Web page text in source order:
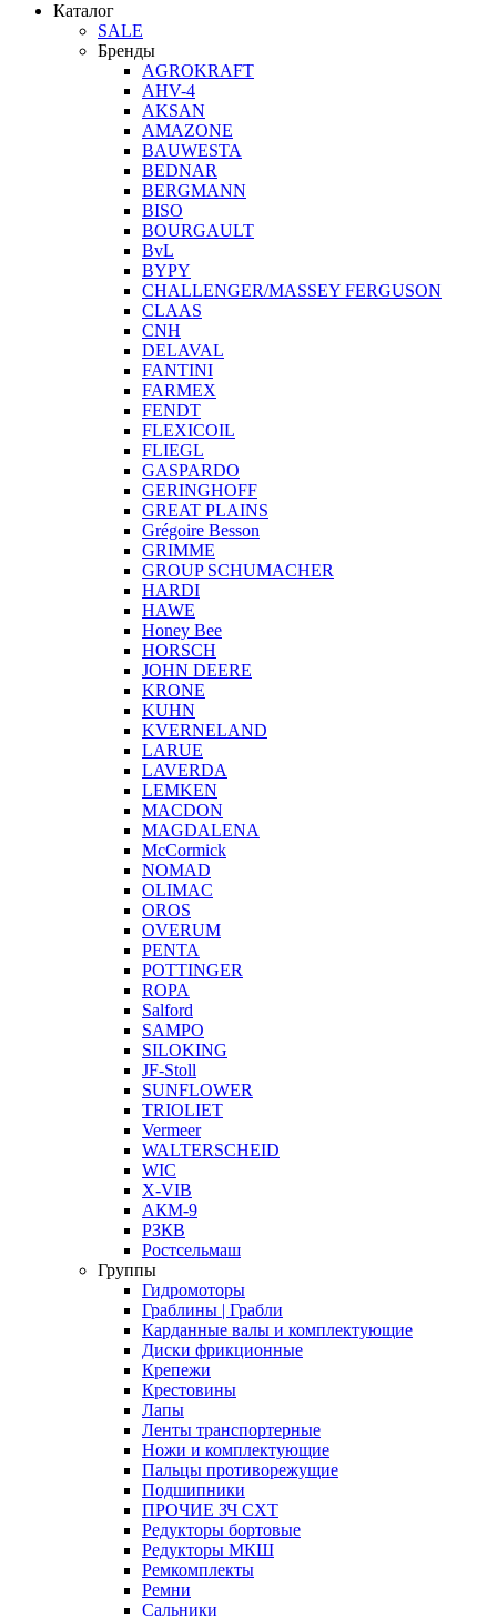
Каталог
SALE
Бренды
AGROKRAFT
AHV-4
AKSAN
AMAZONE
BAUWESTA
BEDNAR
BERGMANN
BISO
BOURGAULT
BvL
BYPY
CHALLENGER/MASSEY FERGUSON
CLAAS
CNH
DELAVAL
FANTINI
FARMEX
FENDT
FLEXICOIL
FLIEGL
GASPARDO
GERINGHOFF
GREAT PLAINS
Grégoire Besson
GRIMME
GROUP SCHUMACHER
HARDI
HAWE
Honey Bee
HORSCH
JOHN DEERE
KRONE
KUHN
KVERNELAND
LARUE
LAVERDA
LEMKEN
MACDON
MAGDALENA
McCormick
NOMAD
OLIMAC
OROS
OVERUM
PENTA
POTTINGER
ROPA
Salford
SAMPO
SILOKING
JF-Stoll
SUNFLOWER
TRIOLIET
Vermeer
WALTERSCHEID
WIC
X-VIB
АКМ-9
РЗКВ
Ростсельмаш
Группы
Гидромоторы
Граблины | Грабли
Карданные валы и комплектующие
Диски фрикционные
Крепежи
Крестовины
Лапы
Ленты транспортерные
Ножи и комплектующие
Пальцы противорежущие
Подшипники
ПРОЧИЕ ЗЧ СХТ
Редукторы бортовые
Редукторы МКШ
Ремкомплекты
Ремни
Сальники